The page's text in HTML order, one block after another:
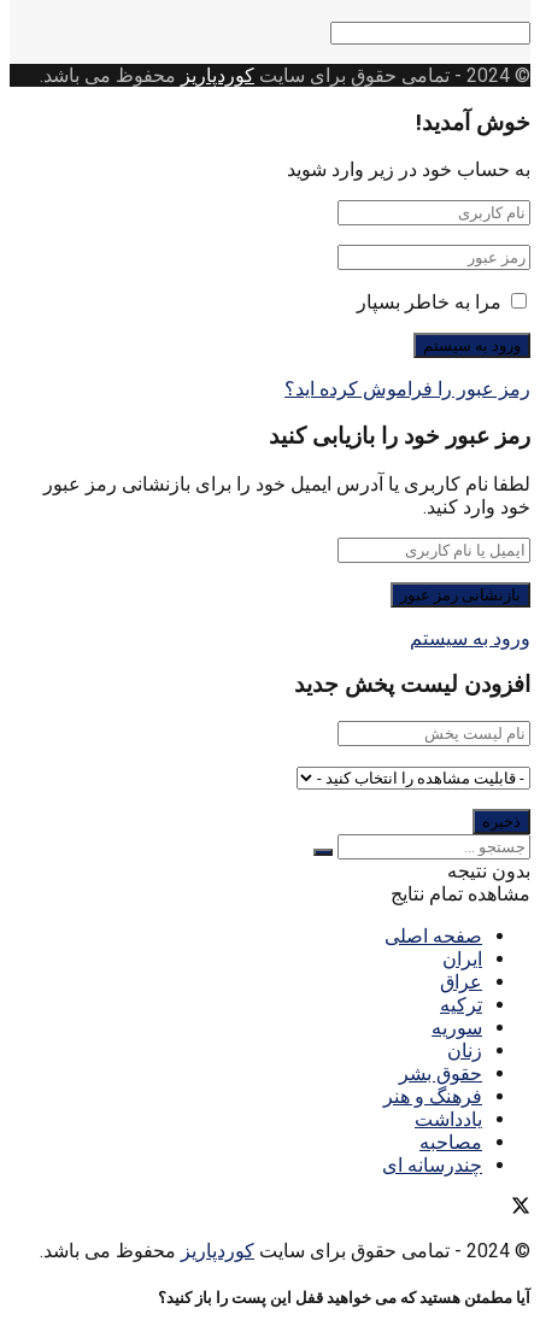
دسته
© 2024
- تمامی حقوق برای سایت کوردپاریز محفوظ می باشد.
خوش آمدید!
به حساب خود در زیر وارد شوید
مرا به خاطر بسپار
رمز عبور را فراموش کرده اید؟
رمز عبور خود را بازیابی کنید
لطفا نام کاربری یا آدرس ایمیل خود را برای بازنشانی رمز عبور
خود وارد کنید.
ورود به سیستم
افزودن لیست پخش جدید
بدون نتیجه
مشاهده تمام نتایج
صفحه اصلی
ایران
عراق
ترکیه
سوریه
زنان
حقوق بشر
فرهنگ و هنر
یادداشت
مصاحبه
چندرسانه ای
© 2024 - تمامی حقوق برای سایت کوردپاریز محفوظ می باشد.
آیا مطمئن هستید که می خواهید قفل این پست را باز کنید؟